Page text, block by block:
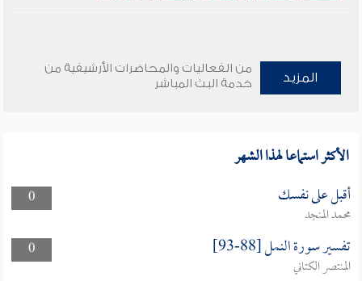
المزيد
من الفعاليات والمحاضرات الأرشيفية من
خدمة البث المباشر
الأكثر استماعا لهذا الشهر
0 أقبل على نفسك
محمد المنجد
0
تفسير سورة النمل [88-93]
المنتصر الكتاني